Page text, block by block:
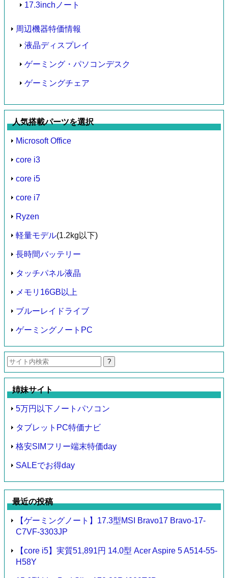
17.3inchノート
周辺機器特価情報
液晶ディスプレイ
ゲーミング・パソコンデスク
ゲーミングチェア
人気搭載パーツを選択
Microsoft Office
core i3
core i5
core i7
Ryzen
軽量モデル(1.2kg以下)
長時間バッテリー
タッチパネル液晶
メモリ16GB以上
ブルーレイドライブ
ゲーミングノートPC
検
索:
姉妹サイト
5万円以下ノートパソコン
タブレットPC特価ナビ
格安SIMフリー端末特価day
SALEでお得day
最近の投稿
【ゲーミングノート】17.3型MSI Bravo17 Bravo-17-
C7VF-3303JP
【core i5】実質51,891円 14.0型 Acer Aspire 5 A514-55-
H58Y